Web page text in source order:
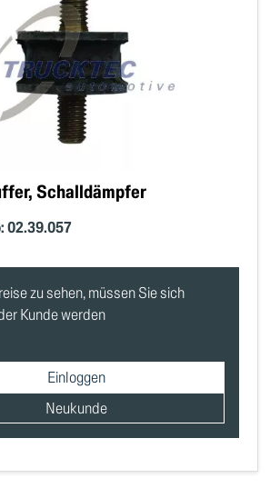
Schalldämpfer
02.39.057
zu sehen, müssen Sie sich
Kunde werden
Einloggen
Neukunde